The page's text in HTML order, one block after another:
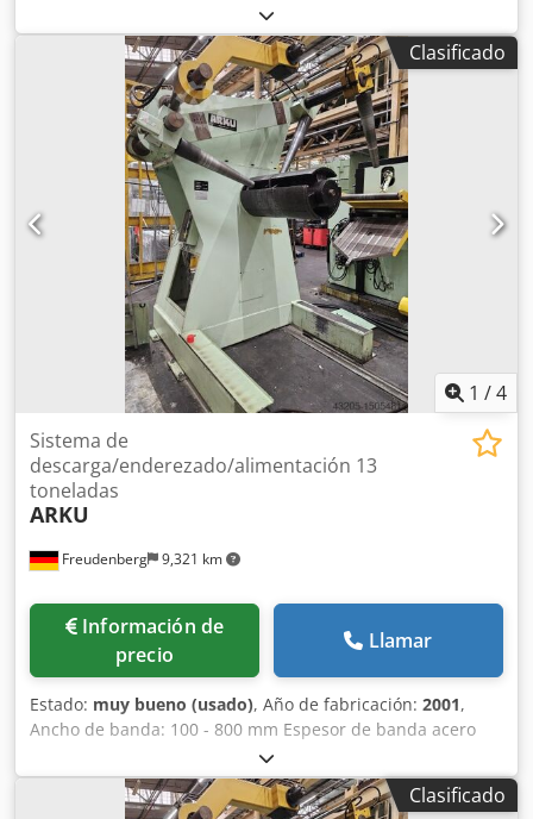
Espesor de banda acero (aluminio): 0,8 - 4 (7) mm Material
de referencia (Resistencia a la tracción): 600 N/mm² Peso
de bobina: máx. 15 t Diámetro exterior de bobina: máx.
2.000 mm Año de fabricación: 2011
Clasificado
1 /4
Freudenberg 9,321 km
Sistema de
descarga/enderezado/alimentación 13
toneladas
ARKU
Información de
precio
Llamar
Estado: muy bueno (usado), Año de fabricación: 2001,
Ancho de banda: 100 - 800 mm Espesor de banda acero
(aluminio): 0,8 - 4 (7) mm Material de referencia
(resistencia a la tracción): 600 N/mm² Dksdpfernq T Nsx
Algor Peso del bobinado: máx. 13 t Diámetro exterior de la
Clasificado